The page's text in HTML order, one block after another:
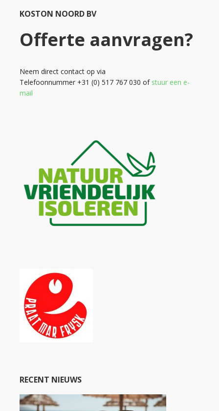
KOSTON NOORD BV
Offerte aanvragen?
Neem direct contact op via
Telefoonnummer +31 (0) 517 767 030 of stuur een e-
mail
RECENT NIEUWS